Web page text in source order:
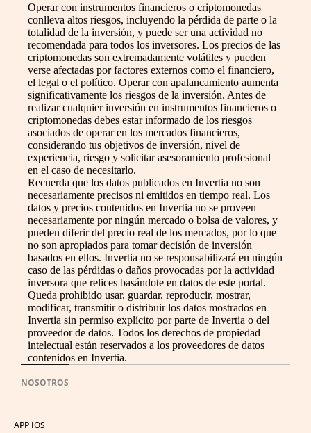
Operar con instrumentos financieros o criptomonedas
conlleva altos riesgos, incluyendo la pérdida de parte o la
totalidad de la inversión, y puede ser una actividad no
recomendada para todos los inversores. Los precios de las
criptomonedas son extremadamente volátiles y pueden
verse afectadas por factores externos como el financiero,
el legal o el político. Operar con apalancamiento aumenta
significativamente los riesgos de la inversión. Antes de
realizar cualquier inversión en instrumentos financieros o
criptomonedas debes estar informado de los riesgos
asociados de operar en los mercados financieros,
considerando tus objetivos de inversión, nivel de
experiencia, riesgo y solicitar asesoramiento profesional
en el caso de necesitarlo.
Recuerda que los datos publicados en Invertia no son
necesariamente precisos ni emitidos en tiempo real. Los
datos y precios contenidos en Invertia no se proveen
necesariamente por ningún mercado o bolsa de valores, y
pueden diferir del precio real de los mercados, por lo que
no son apropiados para tomar decisión de inversión
basados en ellos. Invertia no se responsabilizará en ningún
caso de las pérdidas o daños provocadas por la actividad
inversora que relices basándote en datos de este portal.
Queda prohibido usar, guardar, reproducir, mostrar,
modificar, transmitir o distribuir los datos mostrados en
Invertia sin permiso explícito por parte de Invertia o del
proveedor de datos. Todos los derechos de propiedad
intelectual están reservados a los proveedores de datos
contenidos en Invertia.
NOSOTROS
APP IOS